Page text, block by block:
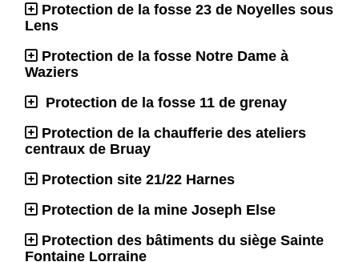
Protection de la fosse 23 de Noyelles sous
Lens
Protection de la fosse Notre Dame à
Waziers
Protection de la fosse 11 de grenay
Protection de la chaufferie des ateliers
centraux de Bruay
Protection site 21/22 Harnes
Protection de la mine Joseph Else
Protection des bâtiments du siège Sainte
Fontaine Lorraine